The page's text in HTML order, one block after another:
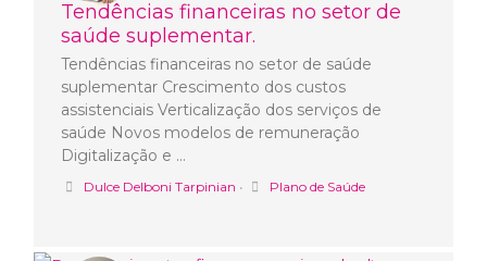
Tendências financeiras no setor de
saúde suplementar.
Tendências financeiras no setor de saúde
suplementar Crescimento dos custos
assistenciais Verticalização dos serviços de
saúde Novos modelos de remuneração
Digitalização e …
Dulce Delboni Tarpinian • Plano de Saúde